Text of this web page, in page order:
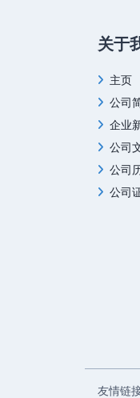
关于
主页
公司
企业
公司
公司
公司
友情链